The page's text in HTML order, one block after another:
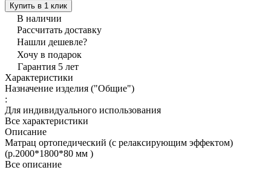
Купить в 1 клик
В наличии
Рассчитать доставку
Нашли дешевле?
Хочу в подарок
Гарантия 5 лет
Характеристики
Назначение изделия ("Общие")
:
Для индивидуального использования
Все характеристики
Описание
Матрац ортопедический (с релаксирующим эффектом)
(р.2000*1800*80 мм )
Все описание